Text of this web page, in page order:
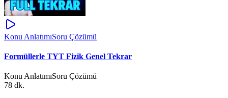
Konu AnlatımıSoru Çözümü
Formüllerle TYT Fizik Genel Tekrar
Konu AnlatımıSoru Çözümü
78 dk.